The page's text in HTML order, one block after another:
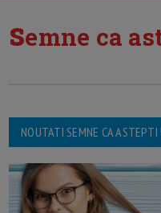
semne ca
NOUTATI SEMNE CA